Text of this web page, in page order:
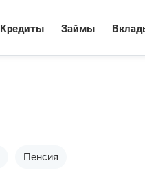
Кредиты Займы
Пенсия